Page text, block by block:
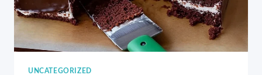
UNCATEGORIZED